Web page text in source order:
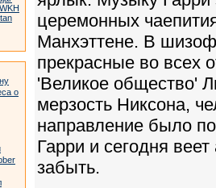
WKH
о
церемонных
Манхэттене. В
прекрасные во всех
'Великое общество'
мерзость Никсона,
направление было
Гарри и сегодня
забыть.